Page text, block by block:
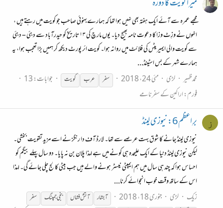
میرا کویت کا دورہ
مجھے عمرہ سے آئے ایک ہفتہ بھی نہیں ہوا تھا کہ ہمارےبہنوئی صاحب جو کویت میں رہتے ہیں ،
انہوں نے وزِٹ وزا کا دعوت نامہ بھیج دیا۔ یوں مارچ کی ۱۳ تاریخ کو حیدرآباد سے دبئی – دبئی
سے کویت والی ایمیریٹس کی فلائٹ میں روانہ ہوا۔ کویت ائر پورٹ دیکھ کر ہمیں بڑا تعجب ہوا، یہ
ہمارے شہر کے بس اسٹینڈ...
محمدظہیر لڑی مئی 24، 2018 سفر عرب کویت
جوابات: 13
فورم:اراکین کے سفرنامے
ز برِ اعظم 6: نیوزی لینڈ
نیوزی لینڈ جانے کا شوق بہت عرصے سے تھا۔ لارڈ آف دا رنگز نے اسے مزید تقویت بخشی۔
لیکن نیوزی لینڈ دنیا کے ایک علیحدہ ہی کونے میں ہے لہذا پلان بن نہ پایا۔ دو سال پہلے بیگم کو
احساس ہوا کہ چند ہی سال میں ہم ایمپٹی نیسٹر ہونے والے ہیں جب بیٹی کالج چلی جائے گی۔ لہذا
اس کے ساتھ وقت خوب انجوائے کرنا...
زیک
لڑی جنوری 18، 2018 آبشار آتش فشاں بنجی جمپنگ
سفر